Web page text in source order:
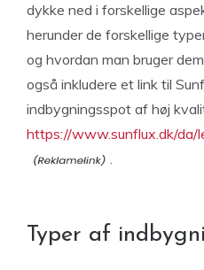
dykke ned i forskellige
herunder de forskellige
og hvordan man bruger
også inkludere et link til
indbygningsspot af høj
https://www.sunflux.dk/da/
.
Typer af